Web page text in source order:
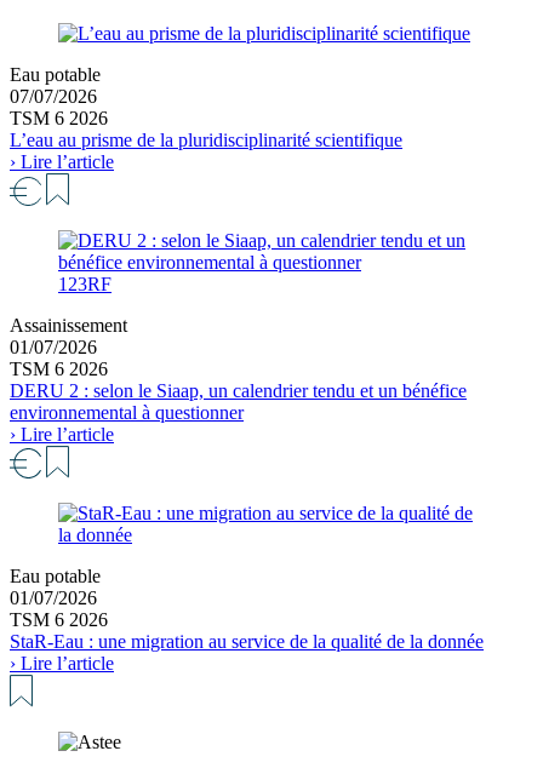
Eau potable
07/07/2026
TSM 6 2026
L’eau au prisme de la pluridisciplinarité scientifique
› Lire l’article
123RF
Assainissement
01/07/2026
TSM 6 2026
DERU 2 : selon le Siaap, un calendrier tendu et un bénéfice
environnemental à questionner
› Lire l’article
Eau potable
01/07/2026
TSM 6 2026
StaR-Eau : une migration au service de la qualité de la donnée
› Lire l’article